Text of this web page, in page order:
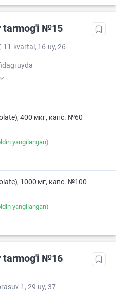
tarmog'i №15
11-kvartal, 16-uy, 26-
uyda
400 мкг, капс. №60
yangilangan)
1000 мг, капс. №100
yangilangan)
tarmog'i №16
1, 29-uy, 37-